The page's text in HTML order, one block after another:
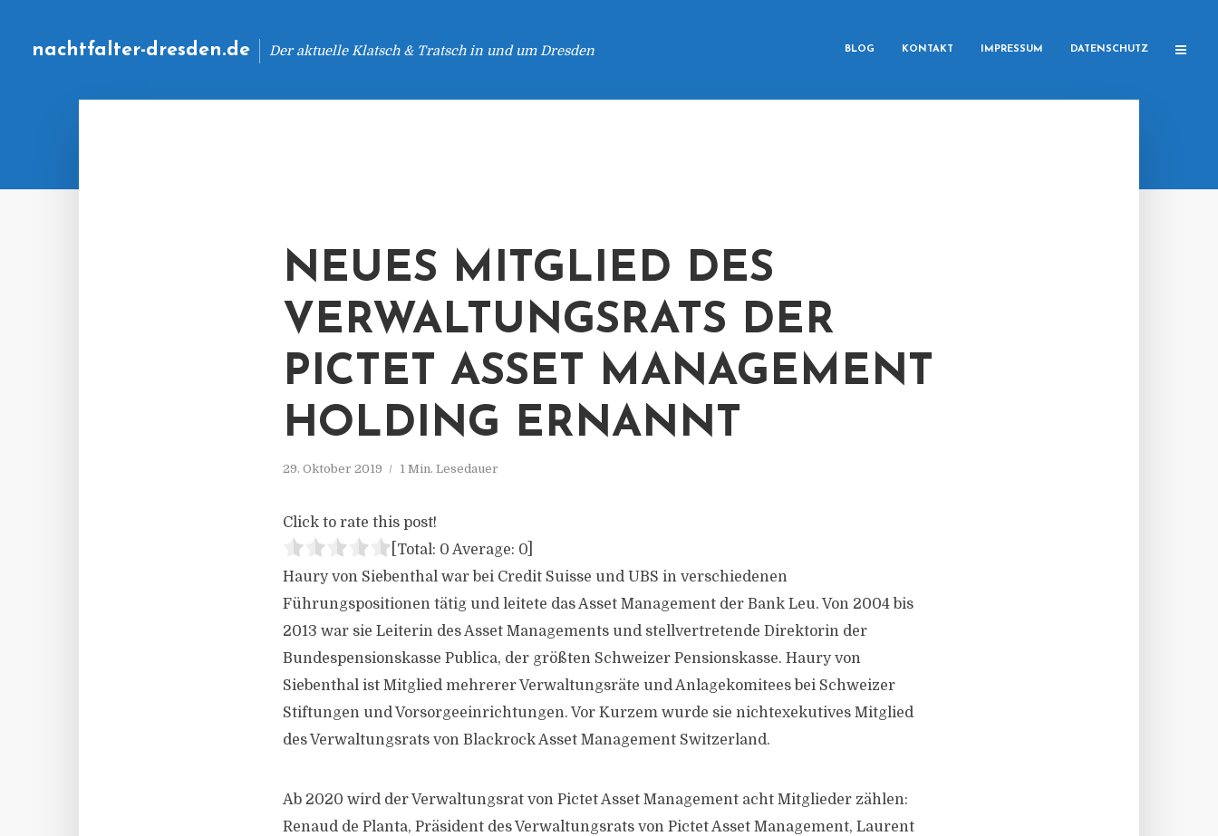
nachtfalter-dresden.de Der aktuelle Klatsch & Tratsch in und um Dresden BLOG KONTAKT IMPRESSUM DATENSCHUTZ
NEUES MITGLIED DES
VERWALTUNGSRATS DER
PICTET ASSET MANAGEMENT
HOLDING ERNANNT
29. Oktober 2019 1 Min. Lesedauer
Click to rate this post!
[Total: 0 Average: 0
Haury von Siebenthal war bei Credit Suisse und UBS in verschiedenen
Führungspositionen tätig und leitete das Asset Management der Bank Leu. Von 2004 bis
2013 war sie Leiterin des Asset Managements und stellvertretende Direktorin der
Bundespensionskasse Publica, der größten Schweizer Pensionskasse. Haury von
Siebenthal ist Mitglied mehrerer Verwaltungsräte und Anlagekomitees bei Schweizer
Stiftungen und Vorsorgeeinrichtungen. Vor Kurzem wurde sie nichtexekutives Mitglied
des Verwaltungsrats von Blackrock Asset Management Switzerland.
Ab 2020 wird der Verwaltungsrat von Pictet Asset Management acht Mitglieder zählen:
Renaud de Planta, Präsident des Verwaltungsrats von Pictet Asset Management, Laurent